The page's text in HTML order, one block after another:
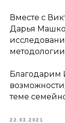
Вместе с
Дарья
Благодарим
теме
22.03.2021